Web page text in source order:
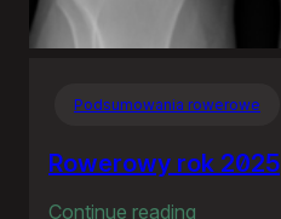
Podsumowania rowerowe
Rowerowy rok 2025
Continue reading